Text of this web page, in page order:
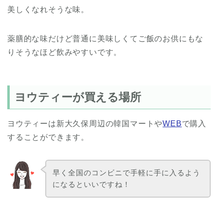
美しくなれそうな味。
薬膳的な味だけど普通に美味しくてご飯のお供にもな
りそうなほど飲みやすいです。
ヨウティーが買える場所
ヨウティーは新大久保周辺の韓国マートやWEBで購入
することができます。
早く全国のコンビニで手軽に手に入るよう
になるといいですね！